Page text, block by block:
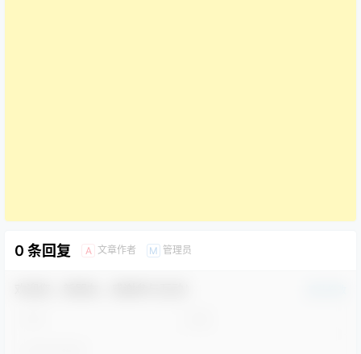
0 条回复 A 文章作者 M 管理员